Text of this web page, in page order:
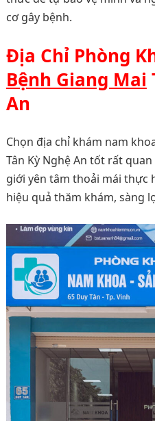
cơ gây bệnh.
Địa Chỉ Phòng
Bệnh Giang Mai
An
Chọn địa chỉ khám nam
Tân Kỳ Nghệ An tốt rất
giới yên tâm thoải mái thực
hiệu quả thăm khám, sàng